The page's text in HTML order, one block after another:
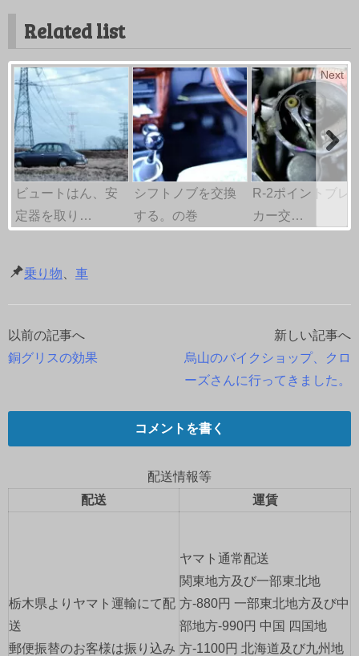
Related list
ビュートはん、安
定器を取り…
シフトノブを交換
する。の巻
R-2ポイントブレ
カー交…
Next
乗り物 車
投
ナ
ビ
ー
ン
以前の記事へ
銅グリスの効果
新しい記事へ
烏山のバイクショップ、クロ
ーズさんに行ってきました。
コメントを書く
配送情報等
配送
運賃
栃木県よりヤマト運輸にて配
送
郵便振替のお客様は振り込み
ヤマト通常配送
関東地方及び一部東北地
方-880円 一部東北地方及び中
部地方-990円 中国 四国地
方-1100円 北海道及び九州地